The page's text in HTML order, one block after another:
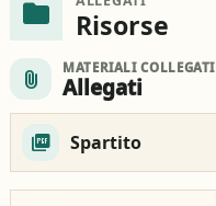
folder Risorse
attach_file MATERIALI COLLEGATI
Allegati
Spartito